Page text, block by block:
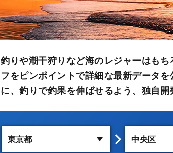
釣りや潮干狩りなど海のレジャーはも
フをピンポイントで詳細な最新データ
に、釣りで釣果を伸ばせるよう、独自